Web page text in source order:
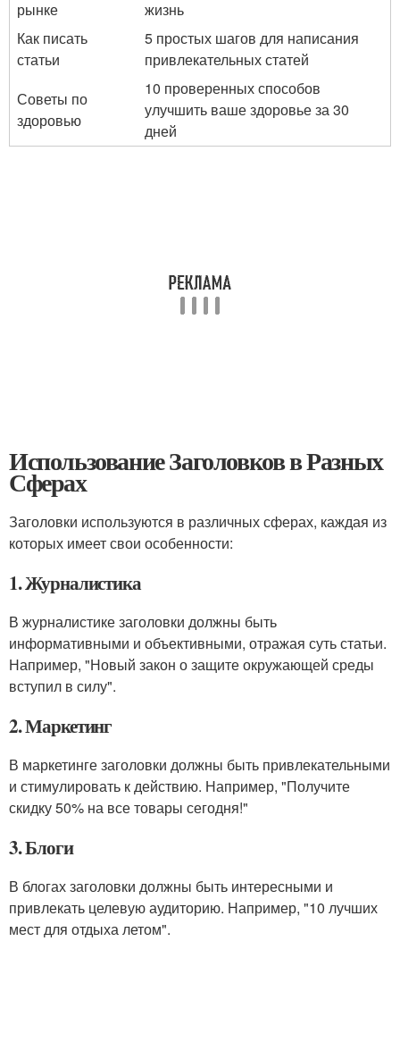
рынке
жизнь
Как писать
статьи
5 простых шагов для написания
привлекательных статей
Советы по
здоровью
10 проверенных способов
улучшить ваше здоровье за 30
дней
Использование Заголовков в Разных
Сферах
Заголовки используются в различных сферах, каждая из
которых имеет свои особенности:
1. Журналистика
В журналистике заголовки должны быть
информативными и объективными, отражая суть статьи.
Например, "Новый закон о защите окружающей среды
вступил в силу".
2. Маркетинг
В маркетинге заголовки должны быть привлекательными
и стимулировать к действию. Например, "Получите
скидку 50% на все товары сегодня!"
3. Блоги
В блогах заголовки должны быть интересными и
привлекать целевую аудиторию. Например, "10 лучших
мест для отдыха летом".